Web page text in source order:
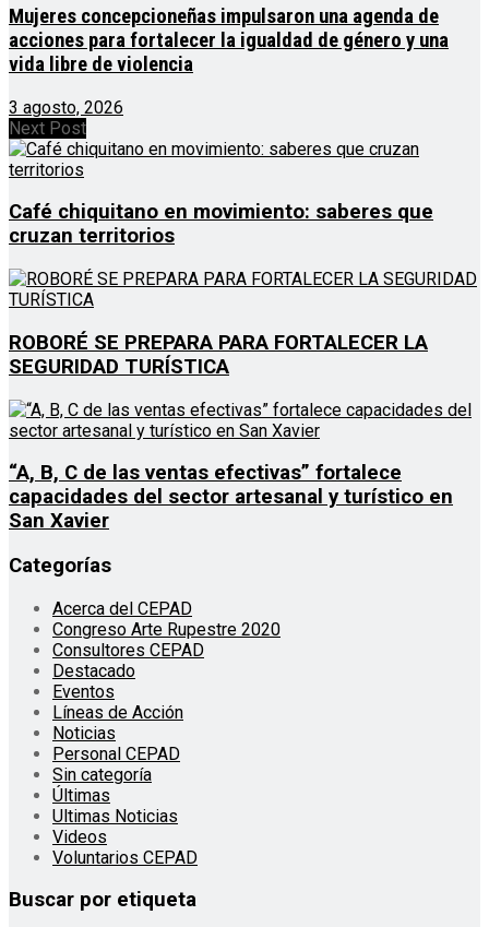
Mujeres concepcioneñas impulsaron una agenda de
acciones para fortalecer la igualdad de género y una
vida libre de violencia
3 agosto, 2026
Next Post
Café chiquitano en movimiento: saberes que
cruzan territorios
ROBORÉ SE PREPARA PARA FORTALECER LA
SEGURIDAD TURÍSTICA
“A, B, C de las ventas efectivas” fortalece
capacidades del sector artesanal y turístico en
San Xavier
Categorías
Acerca del CEPAD
Congreso Arte Rupestre 2020
Consultores CEPAD
Destacado
Eventos
Líneas de Acción
Noticias
Personal CEPAD
Sin categoría
Últimas
Ultimas Noticias
Videos
Voluntarios CEPAD
Buscar por etiqueta